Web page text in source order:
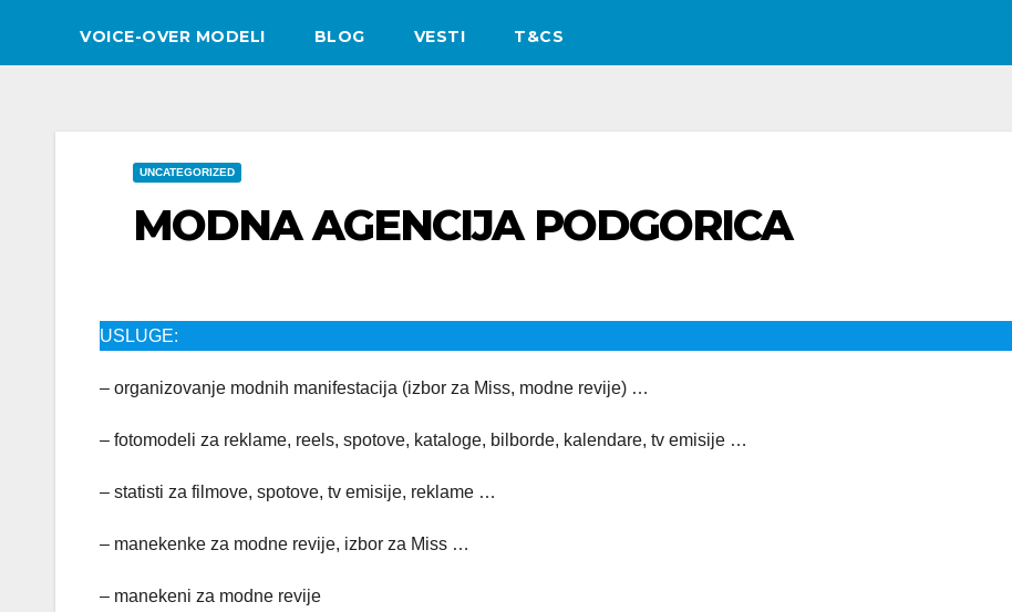
VOICE-OVER MODELI BLOG VESTI T&CS
UNCATEGORIZED
MODNA AGENCIJA PODGORICA
USLUGE:
– organizovanje modnih manifestacija (izbor za Miss, modne revije) …
– fotomodeli za reklame, reels, spotove, kataloge, bilborde, kalendare, tv emisije …
– statisti za filmove, spotove, tv emisije, reklame …
– manekenke za modne revije, izbor za Miss …
– manekeni za modne revije